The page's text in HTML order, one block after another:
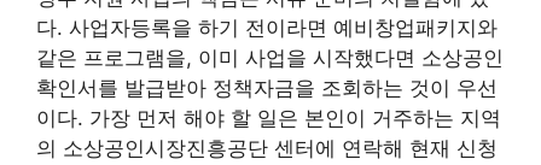
다. 사업자등록을 하기 전이라면 예비창업패키지와
같은 프로그램을, 이미 사업을 시작했다면 소상공인
확인서를 발급받아 정책자금을 조회하는 것이 우선
이다. 가장 먼저 해야 할 일은 본인이 거주하는 지역
의 소상공인시장진흥공단 센터에 연락해 현재 신청